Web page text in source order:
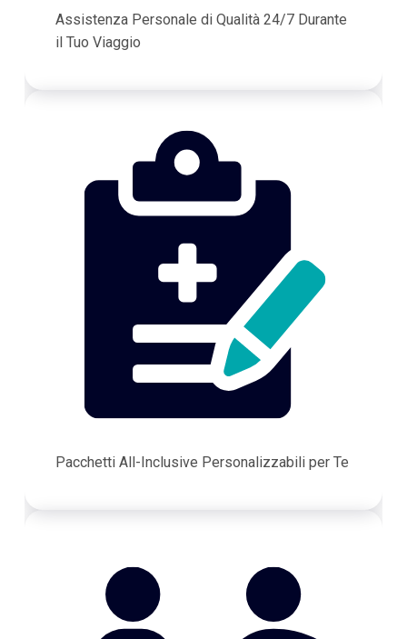
Assistenza Personale di Qualità 24/7 Durante
il Tuo Viaggio
Pacchetti All-Inclusive Personalizzabili per Te